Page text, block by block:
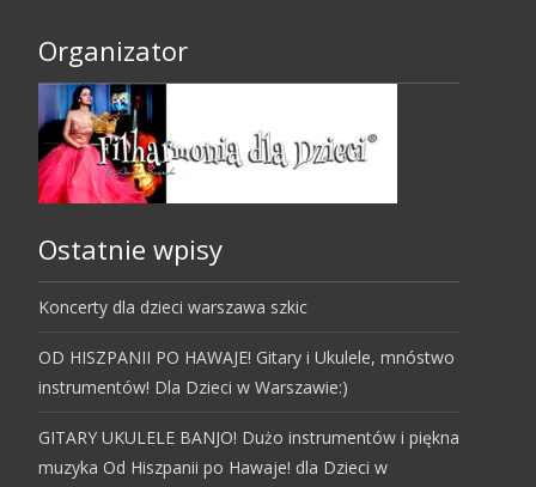
Organizator
Ostatnie wpisy
Koncerty dla dzieci warszawa szkic
OD HISZPANII PO HAWAJE! Gitary i Ukulele, mnóstwo
instrumentów! Dla Dzieci w Warszawie:)
GITARY UKULELE BANJO! Dużo instrumentów i piękna
muzyka Od Hiszpanii po Hawaje! dla Dzieci w